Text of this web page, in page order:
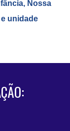
Nossa
e unidade